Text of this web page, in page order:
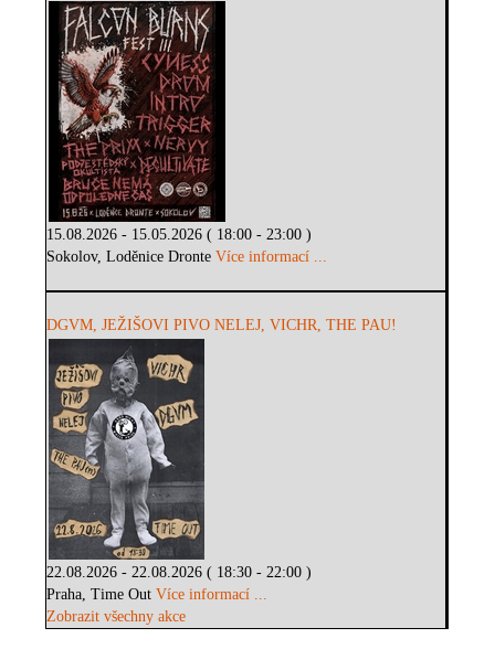
15.08.2026 - 15.05.2026 ( 18:00 - 23:00 )
Sokolov, Loděnice DronteVíce informací ...
DGVM, JEŽIŠOVI PIVO NELEJ, VICHR, THE PAU!
22.08.2026 - 22.08.2026 ( 18:30 - 22:00 )
Praha, Time OutVíce informací ...
Zobrazit všechny akce